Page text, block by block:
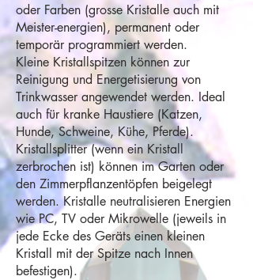
oder Farben (grosse Kristalle auch mit
Meister-energien), permanent oder
temporär programmiert werden.
Kleine Kristallspitzen können zur
Reinigung und Energetisierung von
Trinkwasser angewendet werden. Ideal
auch für kranke Haustiere (Katzen,
Hunde, Schweine, Kühe, Pferde).
Kristallsplitter (wenn ein Kristall
zerbrochen ist) können im Garten oder
den Zimmerpflanzentöpfen beigelegt
werden. Kristalle neutralisieren Energien
wie PC, TV oder Mikrowelle (jeweils in
jede Ecke des Geräts einen kleinen
Kristall mit der Spitze nach Innen
befestigen).